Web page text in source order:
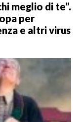
meglio di te”.
per
e altri virus